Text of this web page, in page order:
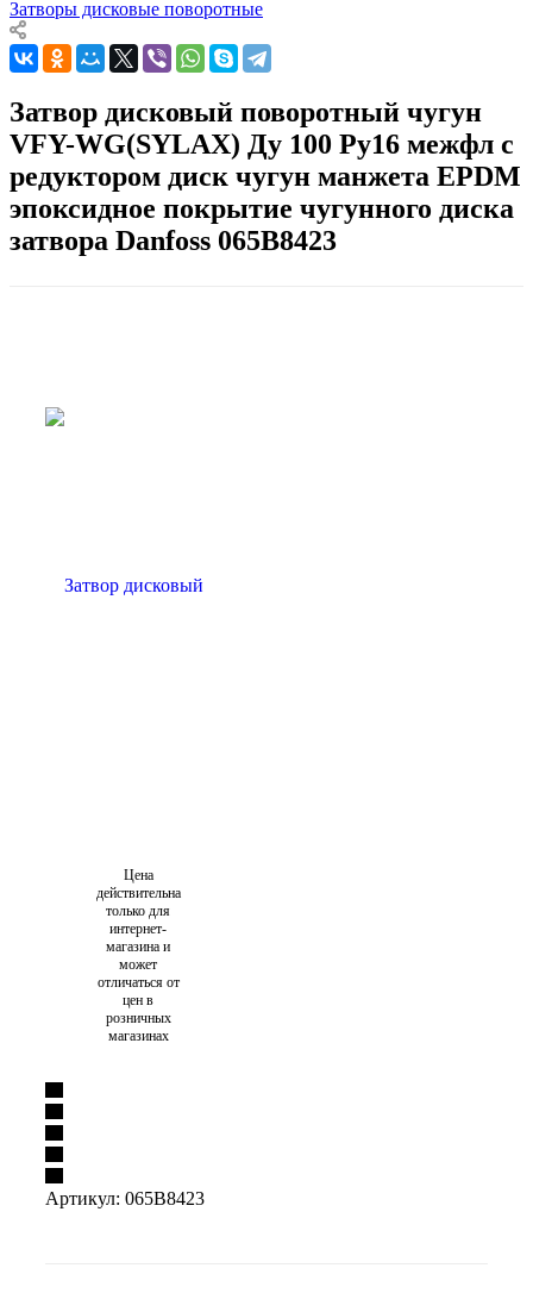
Затворы дисковые поворотные
Затвор дисковый поворотный чугун
VFY-WG(SYLAX) Ду 100 Ру16 межфл с
редуктором диск чугун манжета EPDM
эпоксидное покрытие чугунного диска
затвора Danfoss 065B8423
Цена
действительна
только для
интернет-
магазина и
может
отличаться от
цен в
розничных
магазинах
Артикул: 065B8423